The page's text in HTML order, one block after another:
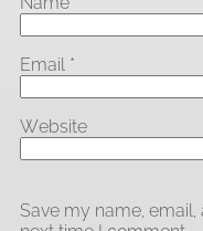
Email *
Website
Save my name,